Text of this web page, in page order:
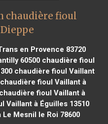
chaudière fioul
en Provence 83720
60500chaudière fioul
chaudière fioul Vaillant
chaudière fioul Vaillant à
fioul Vaillant à
Vaillant à Éguilles 13510
Mesnil le Roi 78600